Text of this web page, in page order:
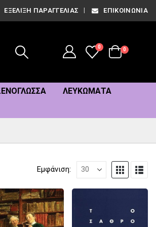
ΕΞΈΛΙΞΗ ΠΑΡΑΓΓΕΛΊΑΣ ΕΠΙΚΟΙΝΩΝΊΑ
0
0
ΛΕΥΚΏΜΑΤΑ
Εμφάνιση: